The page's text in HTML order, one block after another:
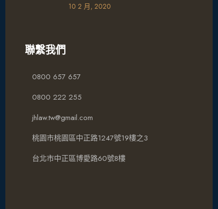
10 2 月, 2020
聯繫我們
0800 657 657
0800 222 255
jhlaw.tw@gmail.com
桃園市桃園區中正路1247號19樓之3
台北市中正區博愛路60號8樓